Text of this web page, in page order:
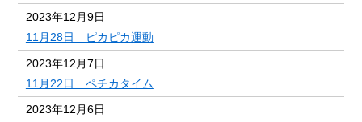
2023年12月9日
11月28日 ピカピカ運動
2023年12月7日
11月22日 ペチカタイム
2023年12月6日